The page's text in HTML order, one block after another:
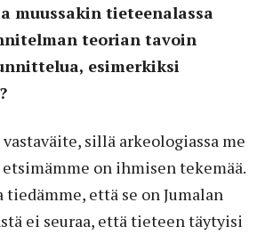
muussakin tieteenalassa
teorian tavoin
esimerkiksi
sillä arkeologiassa me
on ihmisen tekemää.
tiedämme, että se on Jumalan
ei seuraa, että tieteen täytyisi